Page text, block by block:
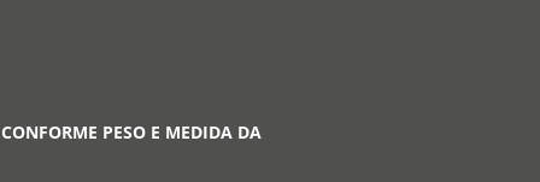
PESO E MEDIDA DA